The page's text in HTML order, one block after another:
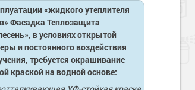
«жидкого утеплителя
Фасадка Теплозащита
в условиях открытой
и постоянного воздействия
требуется окрашивание
краской на водной основе: